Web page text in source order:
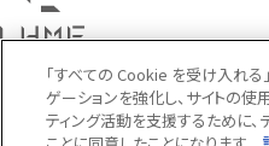
「すべての Cookie を受け入れる
ゲーションを強化し、サイトの
ティング活動を支援するために